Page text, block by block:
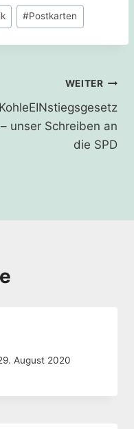
#Postkarten
WEITER
– unser Schreiben an
die SPD
August 2020